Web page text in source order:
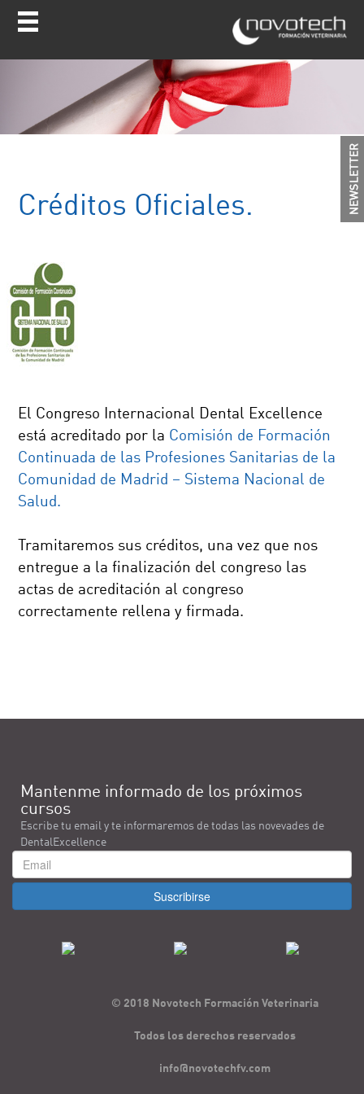
Créditos Oficiales.
El Congreso Internacional Dental Excellence
está acreditado por la Comisión de Formación
Continuada de las Profesiones Sanitarias de la
Comunidad de Madrid – Sistema Nacional de
Salud.
Tramitaremos sus créditos, una vez que nos
entregue a la finalización del congreso las
actas de acreditación al congreso
correctamente rellena y firmada.
Mantenme informado de los próximos
cursos
Escribe tu email y te informaremos de todas las novevades de
DentalExcellence
Suscribirse
© 2018 Novotech Formación Veterinaria
Todos los derechos reservados
info@novotechfv.com